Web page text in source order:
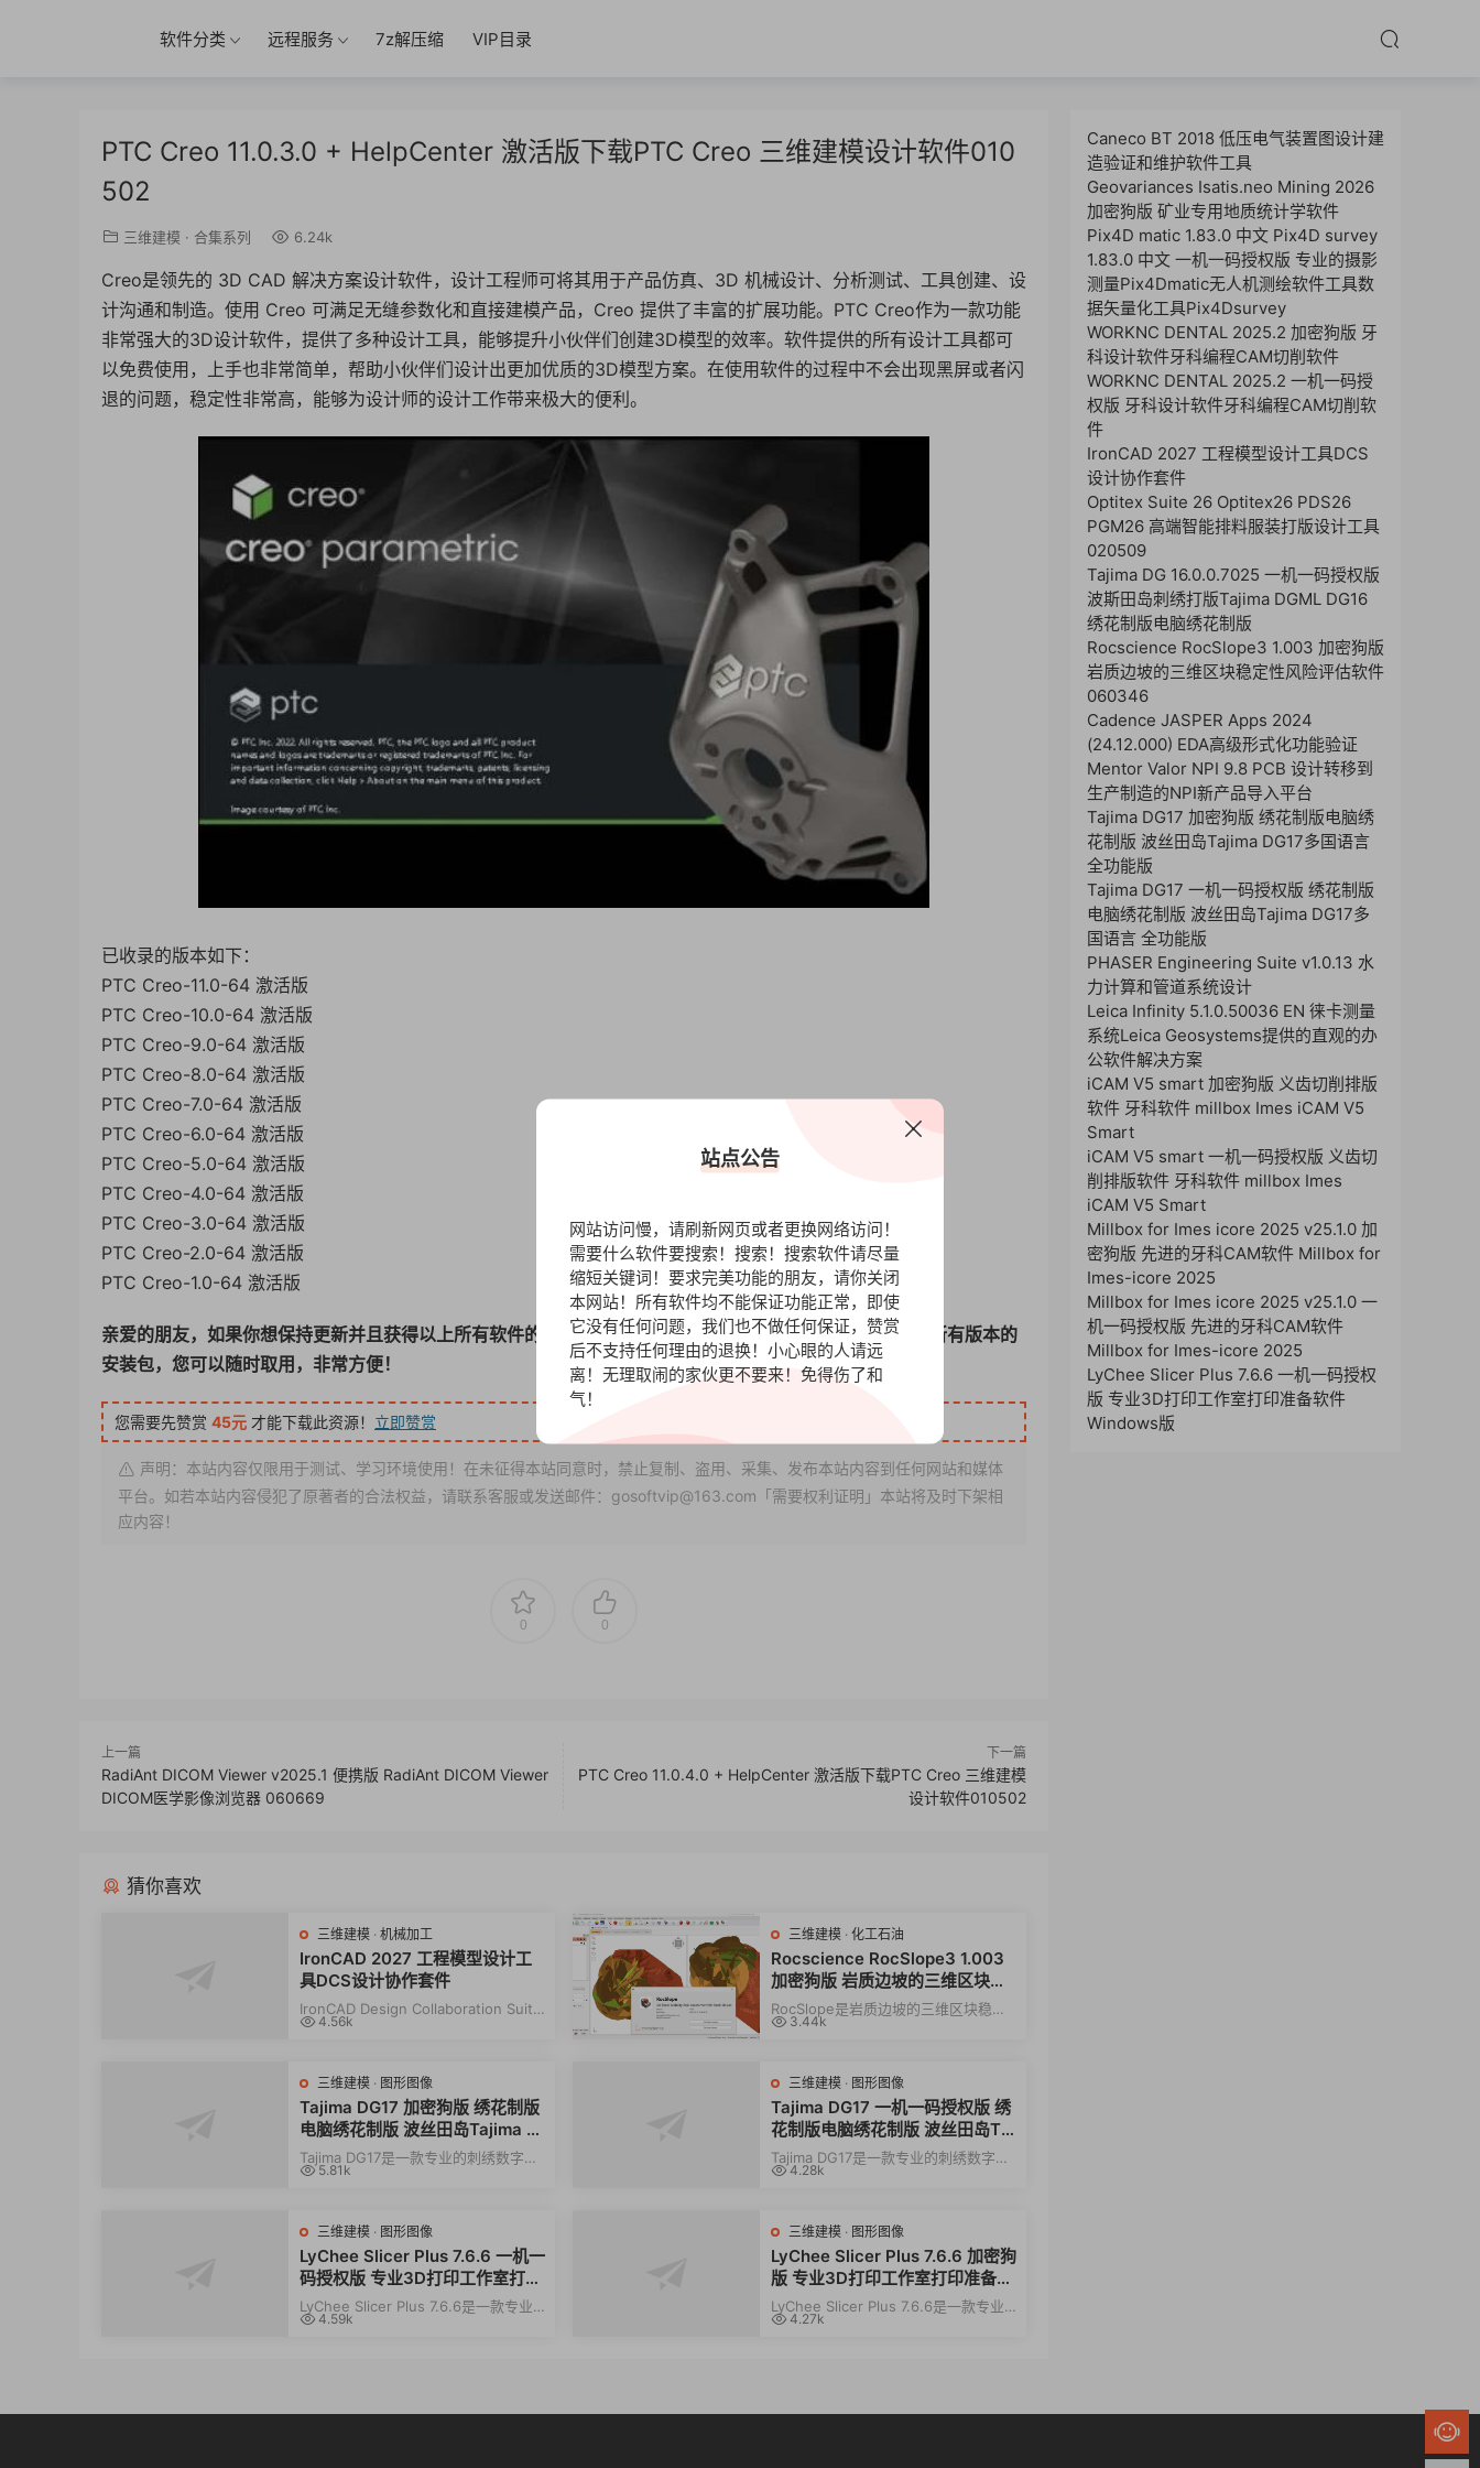
软件分类 远程服务 7z解压缩 VIP目录
PTC Creo 11.0.3.0 + HelpCenter 激活版下载PTC Creo 三维建模设计软件010
502
三维建模 · 合集系列 6.24k
Creo是领先的 3D CAD 解决方案设计软件，设计工程师可将其用于产品仿真、3D 机械设计、分析测试、工具创建、设
计沟通和制造。使用 Creo 可满足无缝参数化和直接建模产品，Creo 提供了丰富的扩展功能。PTC Creo作为一款功能
非常强大的3D设计软件，提供了多种设计工具，能够提升小伙伴们创建3D模型的效率。软件提供的所有设计工具都可
以免费使用，上手也非常简单，帮助小伙伴们设计出更加优质的3D模型方案。在使用软件的过程中不会出现黑屏或者闪
退的问题，稳定性非常高，能够为设计师的设计工作带来极大的便利。
已收录的版本如下：
PTC Creo-11.0-64 激活版
PTC Creo-10.0-64 激活版
PTC Creo-9.0-64 激活版
PTC Creo-8.0-64 激活版
PTC Creo-7.0-64 激活版
PTC Creo-6.0-64 激活版
PTC Creo-5.0-64 激活版
PTC Creo-4.0-64 激活版
PTC Creo-3.0-64 激活版
PTC Creo-2.0-64 激活版
PTC Creo-1.0-64 激活版
亲爱的朋友，如果你想保持更新并且获得以上所有软件的安装包，您可以赞赏我们，我们在网盘里面存放了所有版本的
安装包，您可以随时取用，非常方便！
您需要先赞赏 45元 才能下载此资源！ 立即赞赏
声明：本站内容仅限用于测试、学习环境使用！在未征得本站同意时，禁止复制、盗用、采集、发布本站内容到任何网站和媒体
平台。如若本站内容侵犯了原著者的合法权益，请联系客服或发送邮件：gosoftvip@163.com「需要权利证明」本站将及时下架相
应内容！
0 0
上一篇
RadiAnt DICOM Viewer v2025.1 便携版 RadiAnt DICOM Viewer
DICOM医学影像浏览器 060669
下一篇
PTC Creo 11.0.4.0 + HelpCenter 激活版下载PTC Creo 三维建模
设计软件010502
猜你喜欢
三维建模 · 机械加工
IronCAD 2027 工程模型设计工
具DCS设计协作套件
IronCAD Design Collaboration Suite
是一款非常专业的工程模型设计软件
4.56k
三维建模 ·化工石油
Rocscience RocSlope3 1.003
加密狗版 岩质边坡的三维区块稳
定性风险评估软件060346
RocSlope是岩质边坡的三维区块稳定
性风险评估软件，提供完整的解决方案
3.44k
三维建模 · 图形图像
Tajima DG17 加密狗版 绣花制版
电脑绣花制版 波丝田岛Tajima D
G17多国语言 全功能版
Tajima DG17是一款专业的刺绣数字化
和设计软件，提供先进的工具，用于精
5.81k
三维建模 · 图形图像
Tajima DG17 一机一码授权版 绣
花制版电脑绣花制版 波丝田岛Taj
ima DG17多国语言 全功能版
Tajima DG17是一款专业的刺绣数字化
和设计软件，提供先进的工具，用于精
4.28k
三维建模 · 图形图像
LyChee Slicer Plus 7.6.6 一机一
码授权版 专业3D打印工作室打印
准备软件 Windows版
LyChee Slicer Plus 7.6.6是一款专业
的3D打印准备软件，通过先进的切
4.59k
三维建模 · 图形图像
LyChee Slicer Plus 7.6.6 加密狗
版 专业3D打印工作室打印准备软
件 Windows版
LyChee Slicer Plus 7.6.6是一款专业
的3D打印准备软件，通过先进的切
4.27k
Caneco BT 2018 低压电气装置图设计建
造验证和维护软件工具
Geovariances Isatis.neo Mining 2026
加密狗版 矿业专用地质统计学软件
Pix4D matic 1.83.0 中文 Pix4D survey
1.83.0 中文 一机一码授权版 专业的摄影
测量Pix4Dmatic无人机测绘软件工具数
据矢量化工具Pix4Dsurvey
WORKNC DENTAL 2025.2 加密狗版 牙
科设计软件牙科编程CAM切削软件
WORKNC DENTAL 2025.2 一机一码授
权版 牙科设计软件牙科编程CAM切削软
件
IronCAD 2027 工程模型设计工具DCS
设计协作套件
Optitex Suite 26 Optitex26 PDS26
PGM26 高端智能排料服装打版设计工具
020509
Tajima DG 16.0.0.7025 一机一码授权版
波斯田岛刺绣打版Tajima DGML DG16
绣花制版电脑绣花制版
Rocscience RocSlope3 1.003 加密狗版
岩质边坡的三维区块稳定性风险评估软件
060346
Cadence JASPER Apps 2024
(24.12.000) EDA高级形式化功能验证
Mentor Valor NPI 9.8 PCB 设计转移到
生产制造的NPI新产品导入平台
Tajima DG17 加密狗版 绣花制版电脑绣
花制版 波丝田岛Tajima DG17多国语言
全功能版
Tajima DG17 一机一码授权版 绣花制版
电脑绣花制版 波丝田岛Tajima DG17多
国语言 全功能版
PHASER Engineering Suite v1.0.13 水
力计算和管道系统设计
Leica Infinity 5.1.0.50036 EN 徕卡测量
系统Leica Geosystems提供的直观的办
公软件解决方案
iCAM V5 smart 加密狗版 义齿切削排版
软件 牙科软件 millbox Imes iCAM V5
Smart
iCAM V5 smart 一机一码授权版 义齿切
削排版软件 牙科软件 millbox Imes
iCAM V5 Smart
Millbox for Imes icore 2025 v25.1.0 加
密狗版 先进的牙科CAM软件 Millbox for
Imes-icore 2025
Millbox for Imes icore 2025 v25.1.0 一
机一码授权版 先进的牙科CAM软件
Millbox for Imes-icore 2025
LyChee Slicer Plus 7.6.6 一机一码授权
版 专业3D打印工作室打印准备软件
Windows版
站点公告
网站访问慢，请刷新网页或者更换网络访问！
需要什么软件要搜索！搜索！搜索软件请尽量
缩短关键词！要求完美功能的朋友，请你关闭
本网站！所有软件均不能保证功能正常，即使
它没有任何问题，我们也不做任何保证，赞赏
后不支持任何理由的退换！小心眼的人请远
离！无理取闹的家伙更不要来！免得伤了和
气！